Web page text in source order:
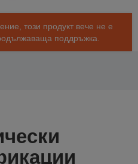
този продукт вече не е
поддръжка.